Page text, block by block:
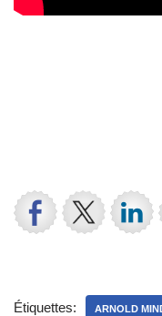
Étiquettes: ARNOLD